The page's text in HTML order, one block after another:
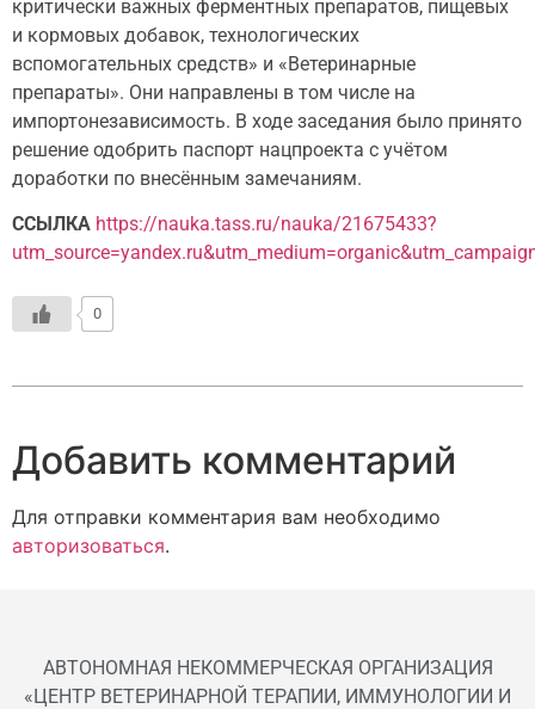
критически важных ферментных препаратов, пищевых
и кормовых добавок, технологических
вспомогательных средств» и «Ветеринарные
препараты». Они направлены в том числе на
импортонезависимость. В ходе заседания было принято
решение одобрить паспорт нацпроекта с учётом
доработки по внесённым замечаниям.
ССЫЛКА https://nauka.tass.ru/nauka/21675433?
0
Добавить комментарий
Для отправки комментария вам необходимо
авторизоваться.
АВТОНОМНАЯ НЕКОММЕРЧЕСКАЯ ОРГАНИЗАЦИЯ
«ЦЕНТР ВЕТЕРИНАРНОЙ ТЕРАПИИ, ИММУНОЛОГИИ И